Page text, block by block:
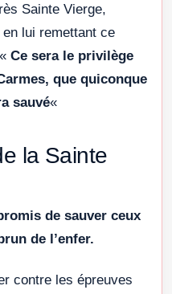
Sainte Vierge,
lui remettant ce
Ce sera le privilège
que quiconque
sauvé«
la Sainte
de sauver ceux
de l’enfer.
contre les épreuves